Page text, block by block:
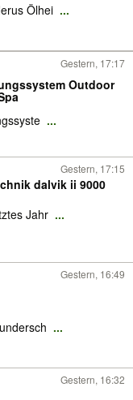
Ölhei ...
Gestern, 17:17
Outdoor
...
Gestern, 17:15
dalvik ii 9000
Jahr ...
Gestern, 16:49
...
Gestern, 16:32